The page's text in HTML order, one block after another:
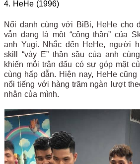
4. HeHe (1996)
Nổi danh cùng với BiBi, HeHe cho
vẫn đang là một “công thần” của
anh Yugi. Nhắc đến HeHe, người
skill “vảy E” thần sầu của anh
khiến mỗi trận đấu có sự góp mặt
cùng hấp dẫn. Hiện nay, HeHe
nổi tiếng với hàng trăm ngàn lượt
nhân của mình.